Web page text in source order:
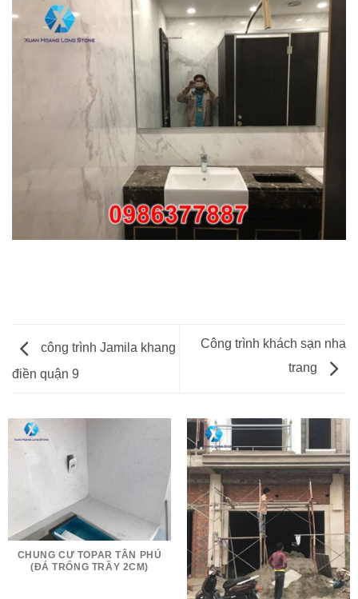
công trình Jamila khang
điền quận 9
Công trình khách sạn nha
trang
CHUNG CƯ TOPAR TÂN PHÚ
(ĐÁ TRỐNG TRẦY 2CM)